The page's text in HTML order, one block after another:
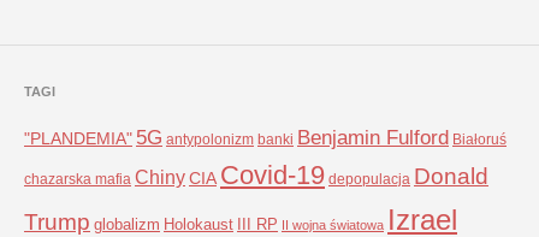
TAGI
"PLANDEMIA" 5G antypolonizm banki Benjamin Fulford Białoruś
chazarska mafia ChinyCIA Covid-19 depopulacja Donald
Trump globalizm Holokaust III RP II wojna światowa Izrael